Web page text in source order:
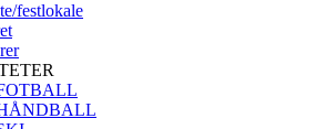
festlokale